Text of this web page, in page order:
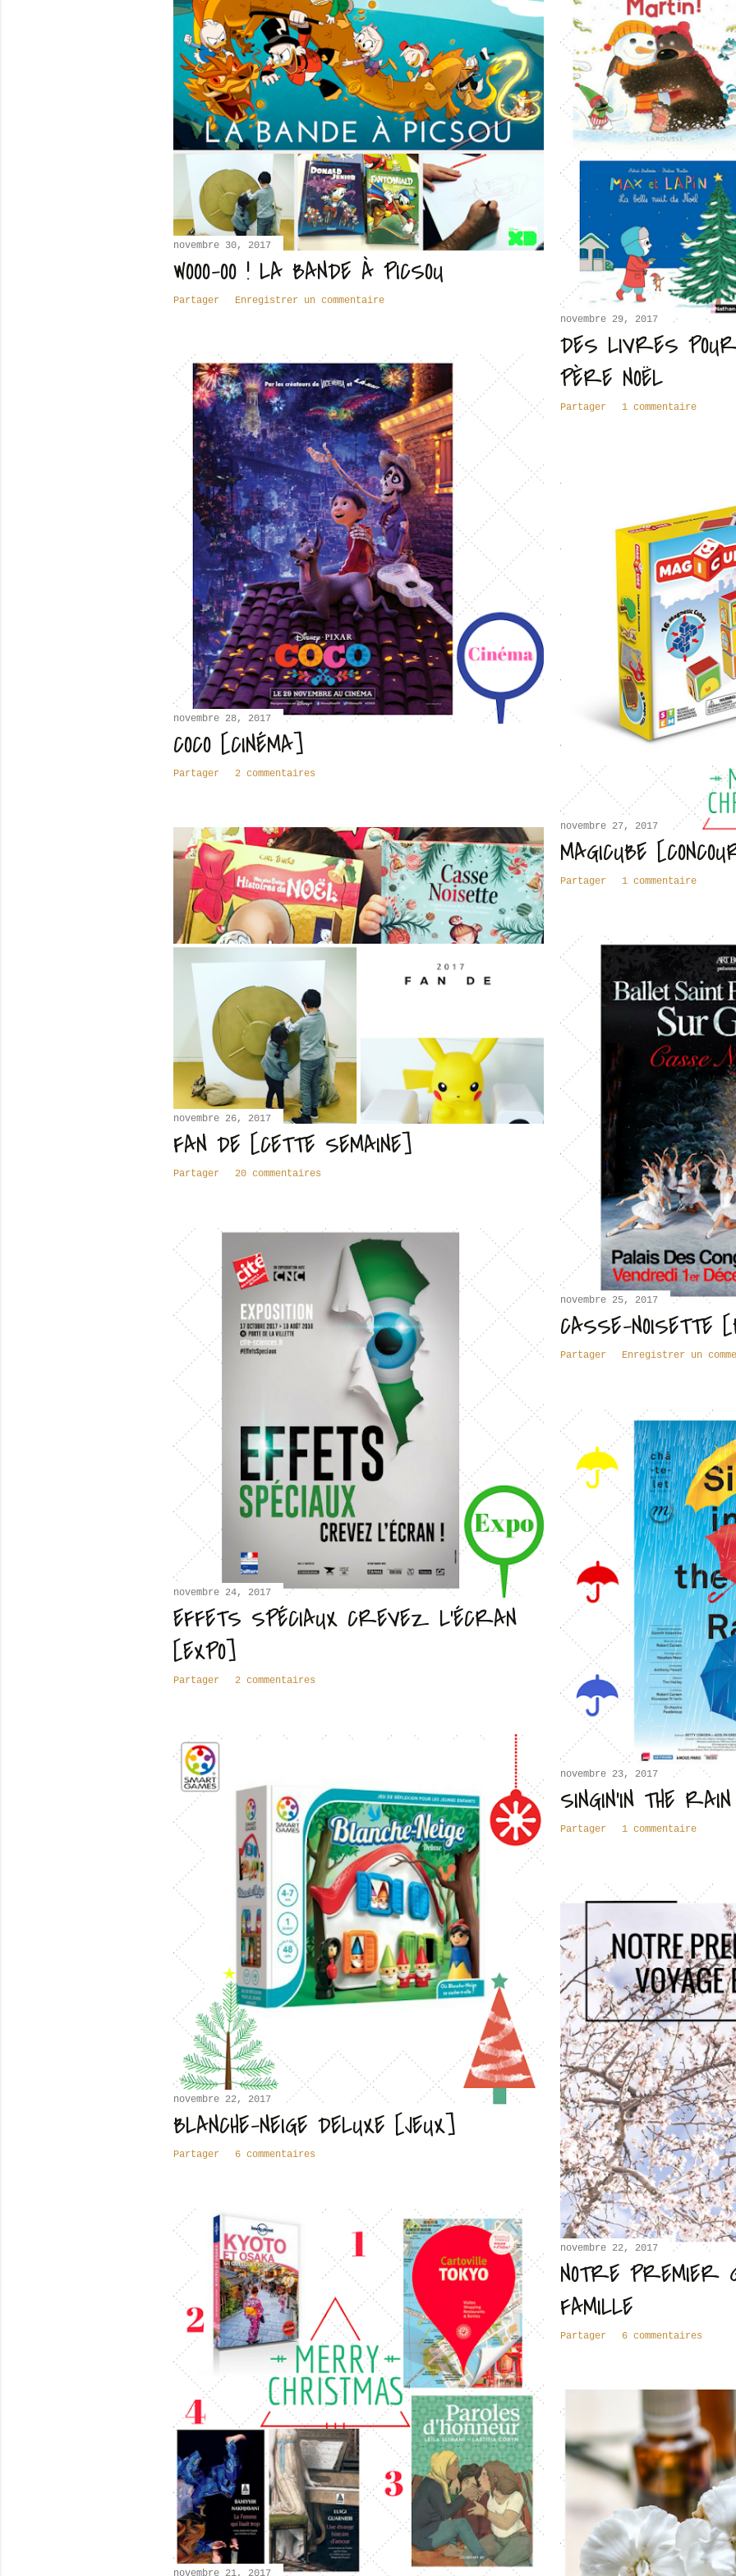
c
l
e
s
novembre 30, 2017
WOOO-OO ! LA BANDE À PICSOU
Partager
Enregistrer un commentaire
novembre 29, 2017
DES LIVRES
PÈRE NOËL
Partager 1 commentaire
novembre 28, 2017
COCO [CINÉMA]
Partager 2 commentaires
novembre 27, 2017
MAGICUBE
Partager 1 commentaire
novembre 26, 2017
FAN DE [CETTE SEMAINE]
Partager 20 commentaires
novembre 25, 2017
CASSE-NOISETTE
Partager Enregistrer un
novembre 24, 2017
EFFETS SPÉCIAUX CREVEZ L'ÉCRAN
[EXPO]
Partager 2 commentaires
novembre 23, 2017
SINGIN'IN THE
Partager 1 commentaire
novembre 22, 2017
BLANCHE-NEIGE DELUXE [JEUX]
Partager 6 commentaires
novembre 22, 2017
NOTRE PREMIER
FAMILLE
Partager 6 commentaires
novembre 21, 2017